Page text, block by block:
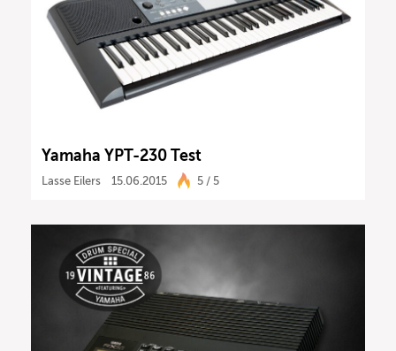
Yamaha YPT-230 Test
Lasse Eilers 15.06.2015 5 / 5